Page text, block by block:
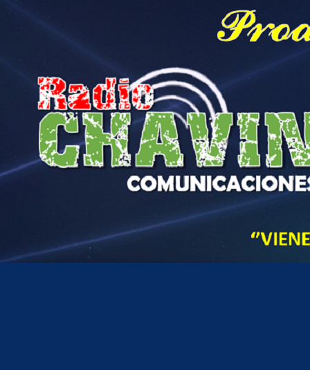
19
jueves, agosto 6, 2026